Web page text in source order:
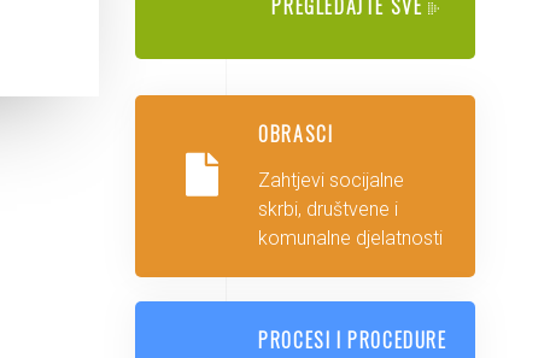
PREGLEDAJTE SVE
OBRASCI
Zahtjevi socijalne
skrbi, društvene i
komunalne djelatnosti
PROCESI I PROCEDURE